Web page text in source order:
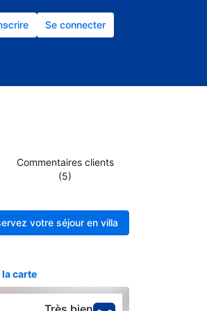
Se connecter
Commentaires clients
(5)
votre séjour en villa
carte